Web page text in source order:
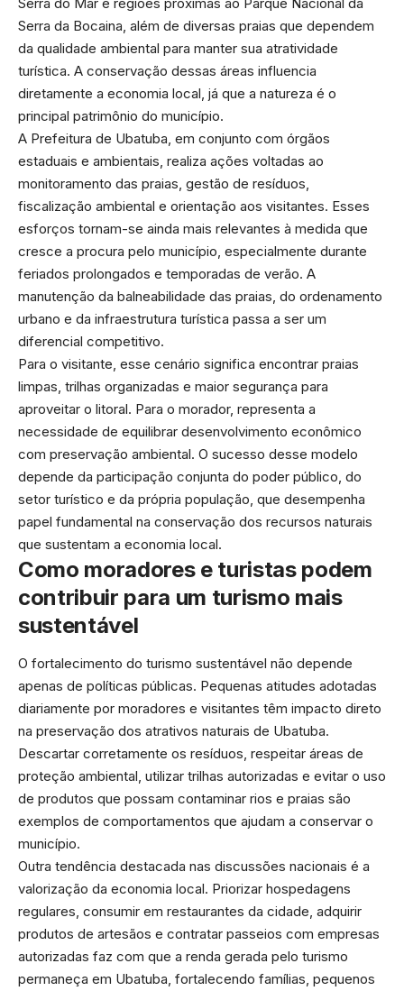
Serra da Bocaina, além de diversas praias que dependem
da qualidade ambiental para manter sua atratividade
turística. A conservação dessas áreas influencia
diretamente a economia local, já que a natureza é o
principal patrimônio do município.
A Prefeitura de Ubatuba, em conjunto com órgãos
estaduais e ambientais, realiza ações voltadas ao
monitoramento das praias, gestão de resíduos,
fiscalização ambiental e orientação aos visitantes. Esses
esforços tornam-se ainda mais relevantes à medida que
cresce a procura pelo município, especialmente durante
feriados prolongados e temporadas de verão. A
manutenção da balneabilidade das praias, do ordenamento
urbano e da infraestrutura turística passa a ser um
diferencial competitivo.
Para o visitante, esse cenário significa encontrar praias
limpas, trilhas organizadas e maior segurança para
aproveitar o litoral. Para o morador, representa a
necessidade de equilibrar desenvolvimento econômico
com preservação ambiental. O sucesso desse modelo
depende da participação conjunta do poder público, do
setor turístico e da própria população, que desempenha
papel fundamental na conservação dos recursos naturais
que sustentam a economia local.
Como moradores e turistas podem
contribuir para um turismo mais
sustentável
O fortalecimento do turismo sustentável não depende
apenas de políticas públicas. Pequenas atitudes adotadas
diariamente por moradores e visitantes têm impacto direto
na preservação dos atrativos naturais de Ubatuba.
Descartar corretamente os resíduos, respeitar áreas de
proteção ambiental, utilizar trilhas autorizadas e evitar o uso
de produtos que possam contaminar rios e praias são
exemplos de comportamentos que ajudam a conservar o
município.
Outra tendência destacada nas discussões nacionais é a
valorização da economia local. Priorizar hospedagens
regulares, consumir em restaurantes da cidade, adquirir
produtos de artesãos e contratar passeios com empresas
autorizadas faz com que a renda gerada pelo turismo
permaneça em Ubatuba, fortalecendo famílias, pequenos